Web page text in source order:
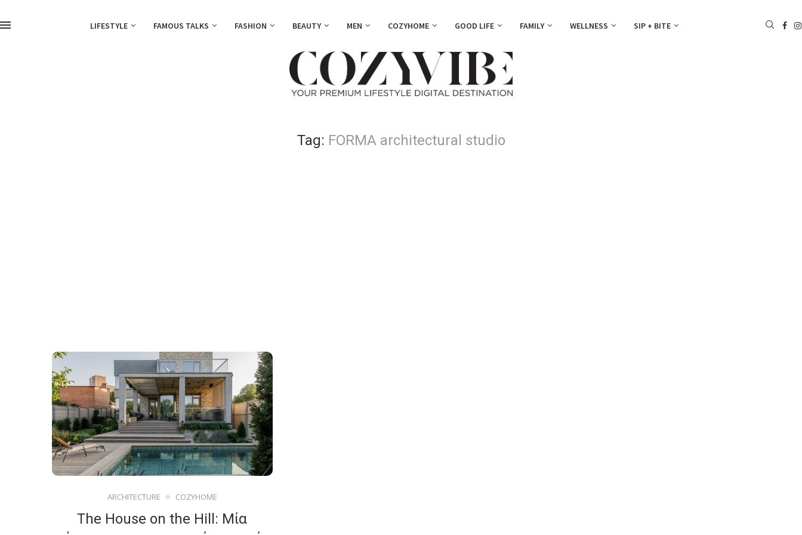
LIFESTYLE FAMOUS TALKS FASHION BEAUTY MEN COZYHOME GOOD LIFE FAMILY WELLNESS SIP + BITE
Tag: FORMA architectural studio
ARCHITECTURE COZYHOME
The House on the Hill: Μία